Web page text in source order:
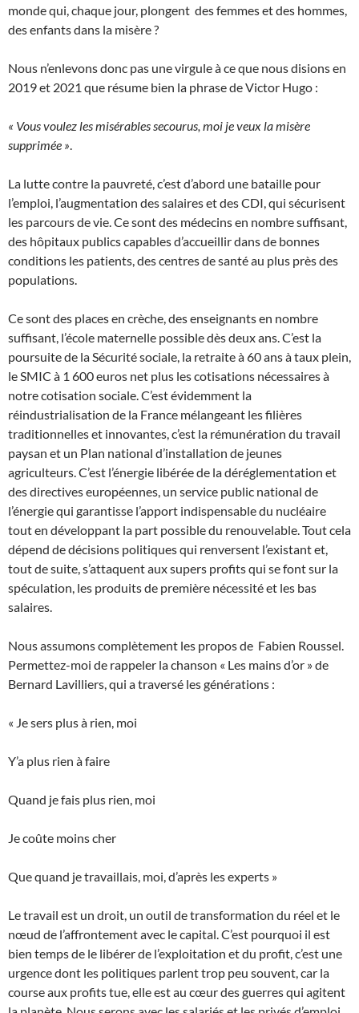
monde qui, chaque jour, plongent des femmes et des hommes,
des enfants dans la misère ?
Nous n’enlevons donc pas une virgule à ce que nous disions en
2019 et 2021 que résume bien la phrase de Victor Hugo :
« Vous voulez les misérables secourus, moi je veux la misère
supprimée ».
La lutte contre la pauvreté, c’est d’abord une bataille pour
l’emploi, l’augmentation des salaires et des CDI, qui sécurisent
les parcours de vie. Ce sont des médecins en nombre suffisant,
des hôpitaux publics capables d’accueillir dans de bonnes
conditions les patients, des centres de santé au plus près des
populations.
Ce sont des places en crèche, des enseignants en nombre
suffisant, l’école maternelle possible dès deux ans. C’est la
poursuite de la Sécurité sociale, la retraite à 60 ans à taux plein,
le SMIC à 1 600 euros net plus les cotisations nécessaires à
notre cotisation sociale. C’est évidemment la
réindustrialisation de la France mélangeant les filières
traditionnelles et innovantes, c’est la rémunération du travail
paysan et un Plan national d’installation de jeunes
agriculteurs. C’est l’énergie libérée de la déréglementation et
des directives européennes, un service public national de
l’énergie qui garantisse l’apport indispensable du nucléaire
tout en développant la part possible du renouvelable. Tout cela
dépend de décisions politiques qui renversent l’existant et,
tout de suite, s’attaquent aux supers profits qui se font sur la
spéculation, les produits de première nécessité et les bas
salaires.
Nous assumons complètement les propos de Fabien Roussel.
Permettez-moi de rappeler la chanson « Les mains d’or » de
Bernard Lavilliers, qui a traversé les générations :
« Je sers plus à rien, moi
Y’a plus rien à faire
Quand je fais plus rien, moi
Je coûte moins cher
Que quand je travaillais, moi, d’après les experts »
Le travail est un droit, un outil de transformation du réel et le
nœud de l’affrontement avec le capital. C’est pourquoi il est
bien temps de le libérer de l’exploitation et du profit, c’est une
urgence dont les politiques parlent trop peu souvent, car la
course aux profits tue, elle est au cœur des guerres qui agitent